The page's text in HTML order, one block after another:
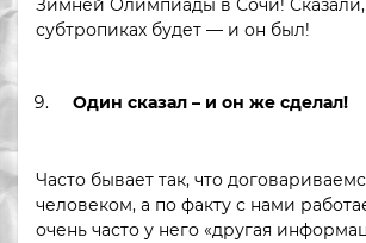
Зимней Олимпиады в Сочи! Сказали,
субтропиках будет — и он был!
Один сказал – и он же сделал!
Часто бывает так, что
человеком, а по факту с нами
очень часто у него «другая